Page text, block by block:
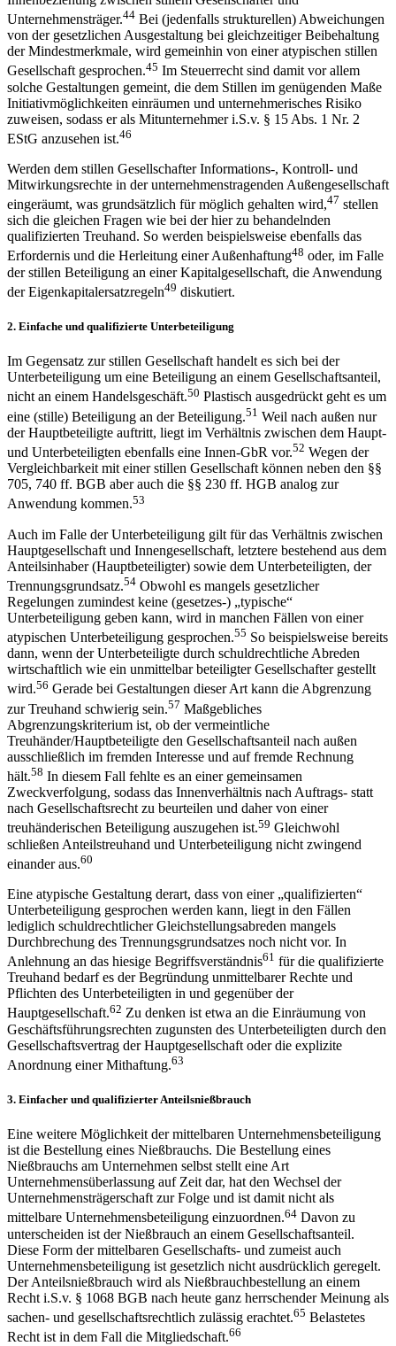
Unternehmensträger.44 Bei (jedenfalls strukturellen) Abweichungen
von der gesetzlichen Ausgestaltung bei gleichzeitiger Beibehaltung
der Mindestmerkmale, wird gemeinhin von einer atypischen stillen
Gesellschaft gesprochen.45 Im Steuerrecht sind damit vor allem
solche Gestaltungen gemeint, die dem Stillen im genügenden Maße
Initiativmöglichkeiten einräumen und unternehmerisches Risiko
zuweisen, sodass er als Mitunternehmer i.S.v. § 15 Abs. 1 Nr. 2
EStG anzusehen ist.46
Werden dem stillen Gesellschafter Informations-, Kontroll- und
Mitwirkungsrechte in der unternehmenstragenden Außengesellschaft
eingeräumt, was grundsätzlich für möglich gehalten wird,47 stellen
sich die gleichen Fragen wie bei der hier zu behandelnden
qualifizierten Treuhand. So werden beispielsweise ebenfalls das
Erfordernis und die Herleitung einer Außenhaftung48 oder, im Falle
der stillen Beteiligung an einer Kapitalgesellschaft, die Anwendung
der Eigenkapitalersatzregeln49 diskutiert.
2. Einfache und qualifizierte Unterbeteiligung
Im Gegensatz zur stillen Gesellschaft handelt es sich bei der
Unterbeteiligung um eine Beteiligung an einem Gesellschaftsanteil,
nicht an einem Handelsgeschäft.50 Plastisch ausgedrückt geht es um
eine (stille) Beteiligung an der Beteiligung.51 Weil nach außen nur
der Hauptbeteiligte auftritt, liegt im Verhältnis zwischen dem Haupt-
und Unterbeteiligten ebenfalls eine Innen-GbR vor.52 Wegen der
Vergleichbarkeit mit einer stillen Gesellschaft können neben den §§
705, 740 ff. BGB aber auch die §§ 230 ff. HGB analog zur
Anwendung kommen.53
Auch im Falle der Unterbeteiligung gilt für das Verhältnis zwischen
Hauptgesellschaft und Innengesellschaft, letztere bestehend aus dem
Anteilsinhaber (Hauptbeteiligter) sowie dem Unterbeteiligten, der
Trennungsgrundsatz.54 Obwohl es mangels gesetzlicher
Regelungen zumindest keine (gesetzes-) „typische“
Unterbeteiligung geben kann, wird in manchen Fällen von einer
atypischen Unterbeteiligung gesprochen.55 So beispielsweise bereits
dann, wenn der Unterbeteiligte durch schuldrechtliche Abreden
wirtschaftlich wie ein unmittelbar beteiligter Gesellschafter gestellt
wird.56 Gerade bei Gestaltungen dieser Art kann die Abgrenzung
zur Treuhand schwierig sein.57 Maßgebliches
Abgrenzungskriterium ist, ob der vermeintliche
Treuhänder/Hauptbeteiligte den Gesellschaftsanteil nach außen
ausschließlich im fremden Interesse und auf fremde Rechnung
hält.58 In diesem Fall fehlte es an einer gemeinsamen
Zweckverfolgung, sodass das Innenverhältnis nach Auftrags- statt
nach Gesellschaftsrecht zu beurteilen und daher von einer
treuhänderischen Beteiligung auszugehen ist.59 Gleichwohl
schließen Anteilstreuhand und Unterbeteiligung nicht zwingend
einander aus.60
Eine atypische Gestaltung derart, dass von einer „qualifizierten“
Unterbeteiligung gesprochen werden kann, liegt in den Fällen
lediglich schuldrechtlicher Gleichstellungsabreden mangels
Durchbrechung des Trennungsgrundsatzes noch nicht vor. In
Anlehnung an das hiesige Begriffsverständnis61 für die qualifizierte
Treuhand bedarf es der Begründung unmittelbarer Rechte und
Pflichten des Unterbeteiligten in und gegenüber der
Hauptgesellschaft.62 Zu denken ist etwa an die Einräumung von
Geschäftsführungsrechten zugunsten des Unterbeteiligten durch den
Gesellschaftsvertrag der Hauptgesellschaft oder die explizite
Anordnung einer Mithaftung.63
3. Einfacher und qualifizierter Anteilsnießbrauch
Eine weitere Möglichkeit der mittelbaren Unternehmensbeteiligung
ist die Bestellung eines Nießbrauchs. Die Bestellung eines
Nießbrauchs am Unternehmen selbst stellt eine Art
Unternehmensüberlassung auf Zeit dar, hat den Wechsel der
Unternehmensträgerschaft zur Folge und ist damit nicht als
mittelbare Unternehmensbeteiligung einzuordnen.64 Davon zu
unterscheiden ist der Nießbrauch an einem Gesellschaftsanteil.
Diese Form der mittelbaren Gesellschafts- und zumeist auch
Unternehmensbeteiligung ist gesetzlich nicht ausdrücklich geregelt.
Der Anteilsnießbrauch wird als Nießbrauchbestellung an einem
Recht i.S.v. § 1068 BGB nach heute ganz herrschender Meinung als
sachen- und gesellschaftsrechtlich zulässig erachtet.65 Belastetes
Recht ist in dem Fall die Mitgliedschaft.66